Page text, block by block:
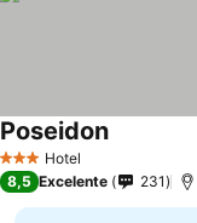
3 EstrelasHotel
Poseidon
8,5 Excelente 231